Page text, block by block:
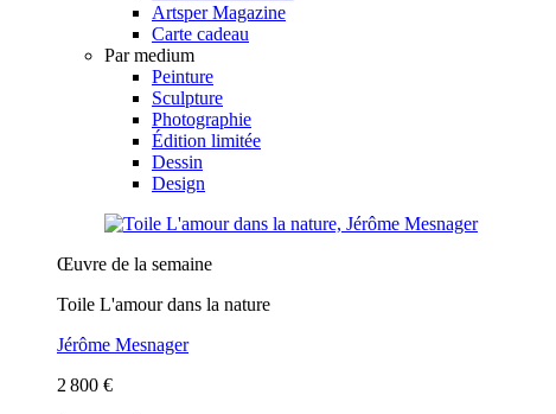
Artsper Magazine
Carte cadeau
Par medium
Peinture
Sculpture
Photographie
Édition limitée
Dessin
Design
Œuvre de la semaine
Toile L'amour dans la nature
Jérôme Mesnager
2 800 €